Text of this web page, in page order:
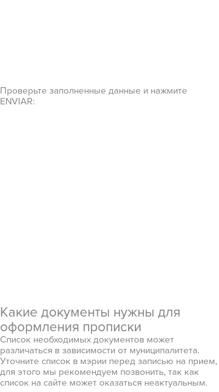
Проверьте заполненные данные и нажмите
ENVIAR:
Какие документы нужны для
оформления прописки
Список необходимых документов может
различаться в зависимости от муниципалитета.
Уточните список в мэрии перед записью на прием,
для этого мы рекомендуем позвонить, так как
список на сайте может оказаться неактуальным.